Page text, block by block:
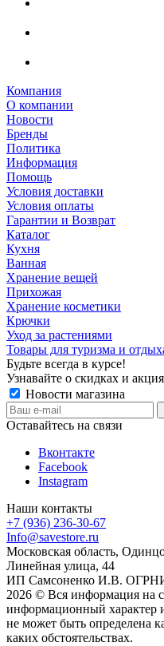
Компания
О компании
Новости
Бренды
Политика
Информация
Помощь
Условия доставки
Условия оплаты
Гарантии и Возврат
Каталог
Кухня
Ванная
Хранение вещей
Прихожая
Хранение косметики
Крючки
Уход за растениями
Товары для туризма и
Будьте всегда в курсе!
Узнавайте о скидках и
Новости магазина
Оставайтесь на связи
Вконтакте
Facebook
Instagram
Наши контакты
+7 (936) 236-30-67
Info@savestore.ru
Московская область,
Линейная улица, 44
ИП Самсоненко И.В.
2026 © Вся информация на
информационный характер
не может быть определена
каких обстоятельствах.